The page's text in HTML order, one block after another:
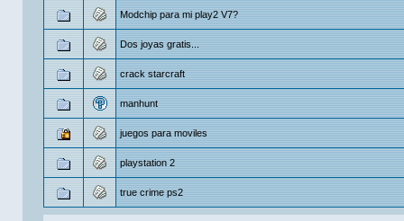
Modchip para mi play2 V7?
Dos joyas gratis...
crack starcraft
manhunt
juegos para moviles
playstation 2
true crime ps2